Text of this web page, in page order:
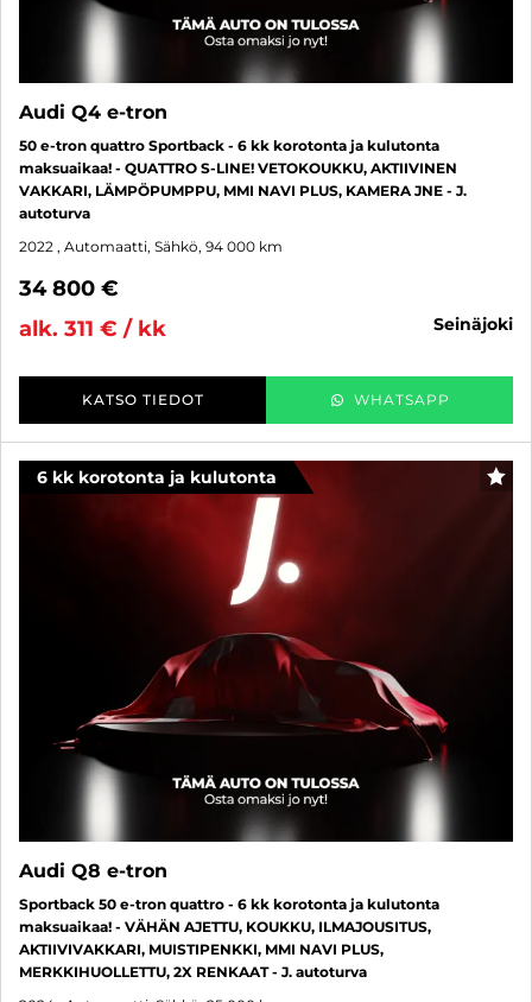
Audi Q4 e-tron
50 e-tron quattro Sportback - 6 kk korotonta ja kulutonta
maksuaikaa! - QUATTRO S-LINE! VETOKOUKKU, AKTIIVINEN
VAKKARI, LÄMPÖPUMPPU, MMI NAVI PLUS, KAMERA JNE - J.
autoturva
2022 , Automaatti, Sähkö, 94 000 km
34 800 €
alk. 311 € / kk
seinäjoki
KATSO TIEDOT WHATSAPP
6 kk korotonta ja kulutonta
Audi Q8 e-tron
Sportback 50 e-tron quattro - 6 kk korotonta ja kulutonta
maksuaikaa! - VÄHÄN AJETTU, KOUKKU, ILMAJOUSITUS,
AKTIIVIVAKKARI, MUISTIPENKKI, MMI NAVI PLUS,
MERKKIHUOLLETTU, 2X RENKAAT - J. autoturva